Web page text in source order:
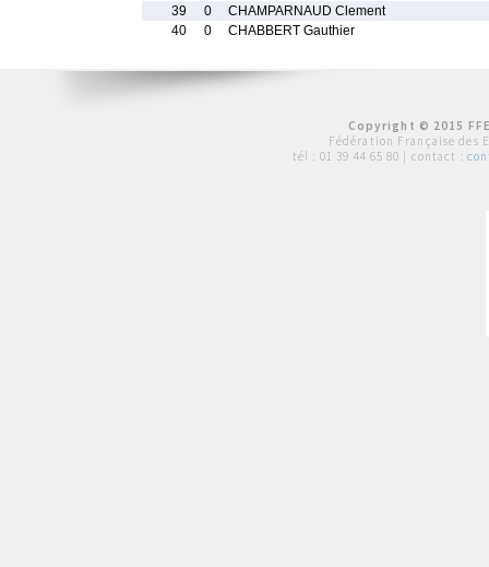
39
0
CHAMPARNAUD Clement
40
0 CHABBERT Gauthier
Copyright © 2015
Fédération Française des
tél : 01 39 44 65 80 | contact :